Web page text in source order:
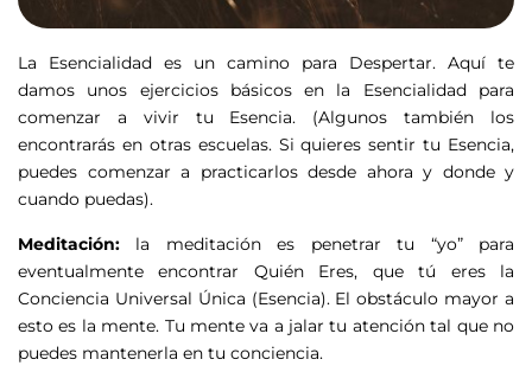
La Esencialidad es un camino para Despertar. Aquí te
damos unos ejercicios básicos en la Esencialidad para
comenzar a vivir tu Esencia. (Algunos también los
encontrarás en otras escuelas. Si quieres sentir tu Esencia,
puedes comenzar a practicarlos desde ahora y donde y
cuando puedas).
Meditación: la meditación es penetrar tu “yo” para
eventualmente encontrar Quién Eres, que tú eres la
Conciencia Universal Única (Esencia). El obstáculo mayor a
esto es la mente. Tu mente va a jalar tu atención tal que no
puedes mantenerla en tu conciencia.